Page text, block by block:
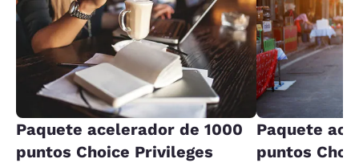
Paquete acelerador de 1000
puntos Choice Privileges
Paquete
puntos